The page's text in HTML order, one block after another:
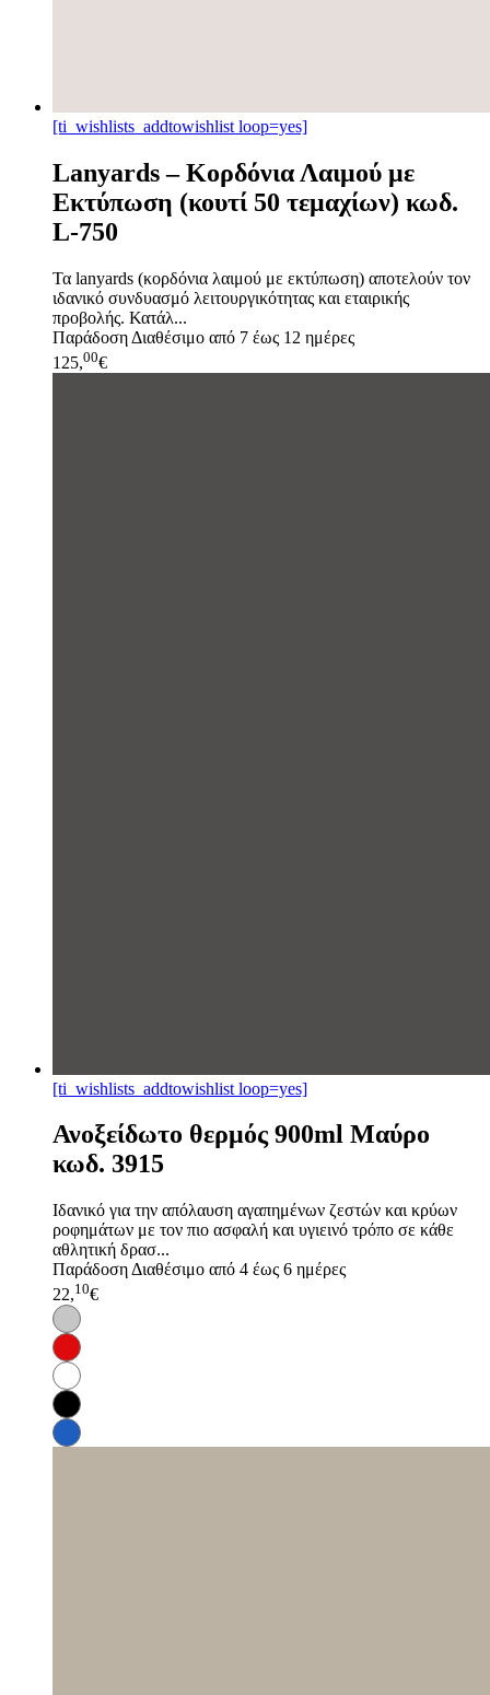
[ti_wishlists_addtowishlist loop=yes]
Lanyards – Kορδόνια Λαιμού με
Εκτύπωση (κουτί 50 τεμαχίων) κωδ.
L-750
Τα lanyards (κορδόνια λαιμού με εκτύπωση) αποτελούν τον
ιδανικό συνδυασμό λειτουργικότητας και εταιρικής
προβολής. Κατάλ...
Παράδοση Διαθέσιμο από 7 έως 12 ημέρες
125,00€
[ti_wishlists_addtowishlist loop=yes]
Ανοξείδωτο θερμός 900ml Μαύρο
κωδ. 3915
Ιδανικό για την απόλαυση αγαπημένων ζεστών και κρύων
ροφημάτων με τον πιο ασφαλή και υγιεινό τρόπο σε κάθε
αθλητική δρασ...
Παράδοση Διαθέσιμο από 4 έως 6 ημέρες
22,10€